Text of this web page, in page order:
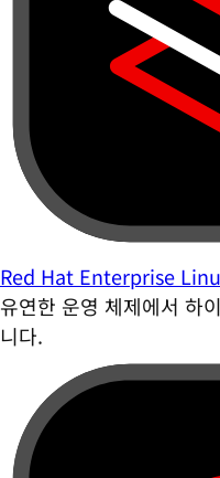
Red Hat Enterprise
유연한 운영 체제에서 하
니다.